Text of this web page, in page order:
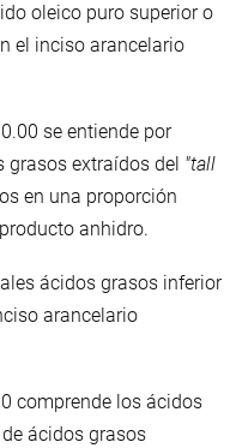
oleico puro superior o
el inciso arancelario
se entiende por
extraídos del "tall
en una proporción
anhidro.
ácidos grasos inferior
arancelario
comprende los ácidos
ácidos grasos